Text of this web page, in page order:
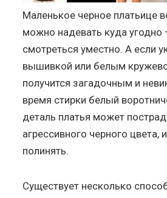
Маленькое черное платьице
можно надевать куда угодно
смотреться уместно. А если
вышивкой или белым
получится загадочным и
время стирки белый
деталь платья может
агрессивного черного цвета,
полинять.
Существует несколько